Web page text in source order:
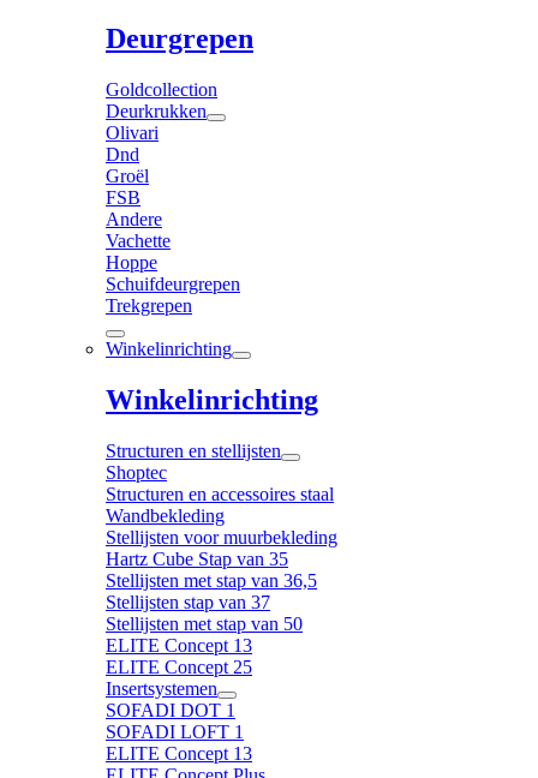
Deurgrepen
Goldcollection
Deurkrukken
Olivari
Dnd
Groël
FSB
Andere
Vachette
Hoppe
Schuifdeurgrepen
Trekgrepen
Winkelinrichting
Winkelinrichting
Structuren en stellijsten
Shoptec
Structuren en accessoires staal
Wandbekleding
Stellijsten voor muurbekleding
Hartz Cube Stap van 35
Stellijsten met stap van 36,5
Stellijsten stap van 37
Stellijsten met stap van 50
ELITE Concept 13
ELITE Concept 25
Insertsystemen
SOFADI DOT 1
SOFADI LOFT 1
ELITE Concept 13